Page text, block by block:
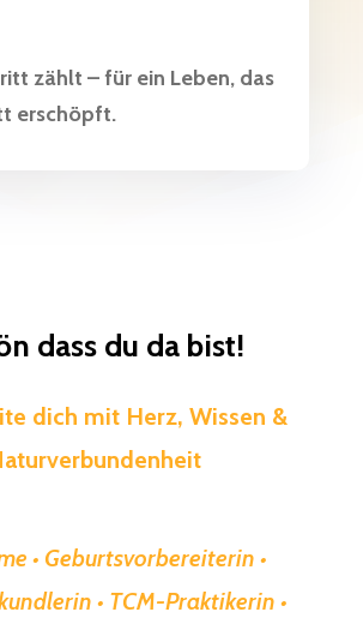
zählt – für ein Leben, das
erschöpft.
dass du da bist!
dich mit Herz, Wissen &
• Geburtsvorbereiterin •
• TCM-Praktikerin •